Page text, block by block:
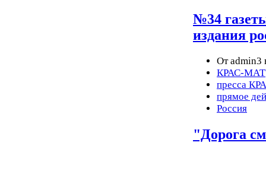
№34
издания
От admin3
КРАС-МАТ
пресса
прямое
Россия
"Дорога